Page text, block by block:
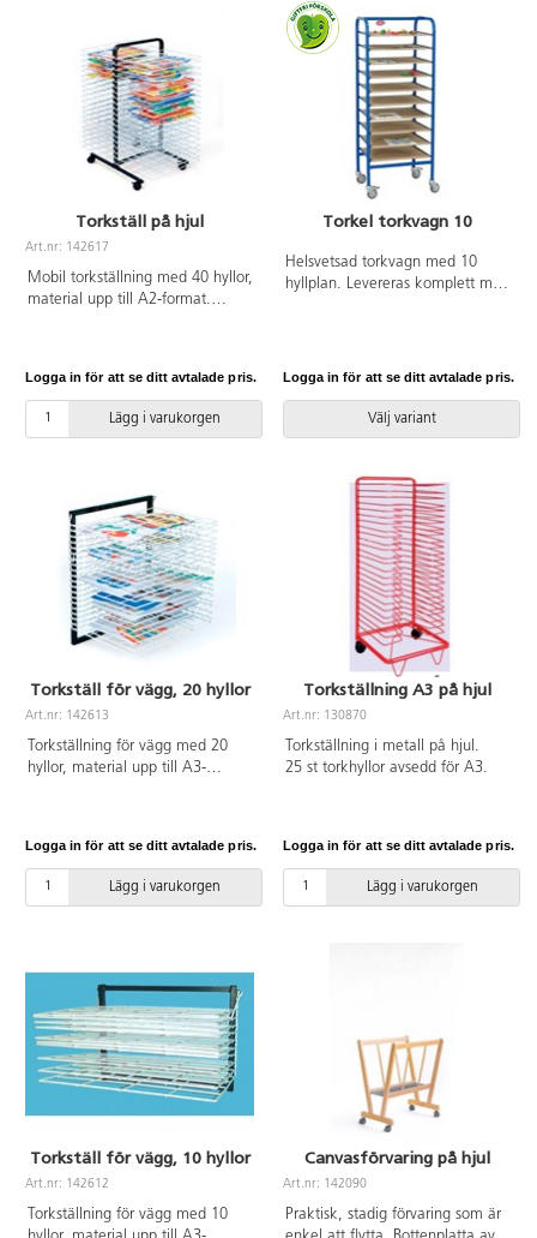
Torkställ på hjul
Art.nr: 142617
Mobil torkställning med 40 hyllor,
material upp till A2-format.
Logga in för att se ditt avtalade pris.
Lägg i varukorgen
Torkel torkvagn 10
Helsvetsad torkvagn med 10
hyllplan. Levereras komplett med
B50xD40xH130 cm. Stål, hyllplan
Logga in för att se ditt avtalade pris.
Välj variant
Torkställ för vägg, 20 hyllor
Art.nr: 142613
Torkställning för vägg med 20
hyllor, material upp till A3-
Mått: 50x41x61 cm. Av stål.
Logga in för att se ditt avtalade pris.
Lägg i varukorgen
Torkställning A3 på hjul
Art.nr: 130870
Torkställning i metall på hjul.
25 st torkhyllor avsedd för A3.
Logga in för att se ditt avtalade pris.
Lägg i varukorgen
Torkställ för vägg, 10 hyllor
Art.nr: 142612
Torkställning för vägg med 10
Canvasförvaring på hjul
Art.nr: 142090
Praktisk, stadig förvaring som är